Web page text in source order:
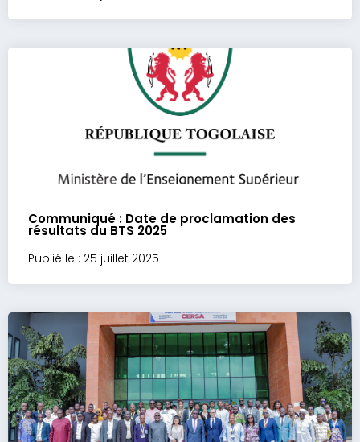
Communiqué : Date de proclamation des
résultats du BTS 2025
Publié le : 25 juillet 2025